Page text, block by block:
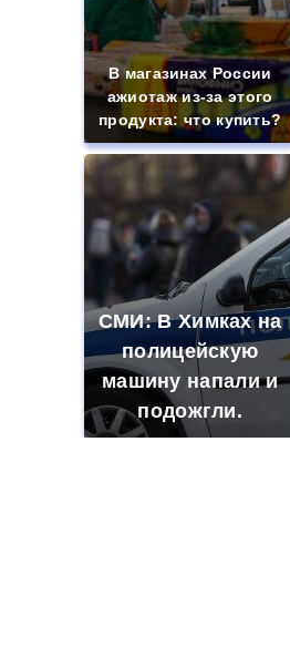
В магазинах России
ажиотаж из-за этого
продукта: что купить?
СМИ: В Химках на
полицейскую
машину напали и
подожгли.